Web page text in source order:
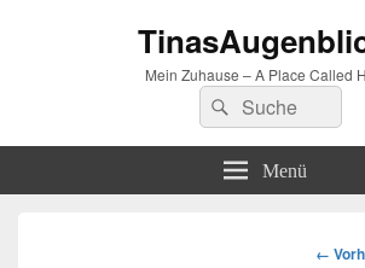
Mein Zuhause – A Place Called
Suchen
nach:
Suchen
Menü
←